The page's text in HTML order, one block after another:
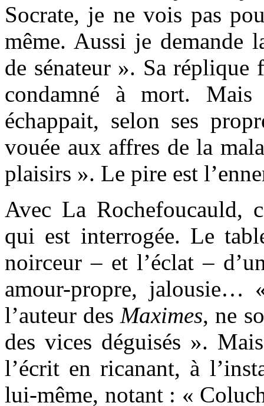
Socrate, je ne vois pas
même. Aussi je demande
de sénateur ». Sa
condamné à mort.
échappait, selon ses
vouée aux affres de la
plaisirs ». Le pire est
Avec La Rochefoucauld,
qui est interrogée. Le
noirceur – et l’éclat –
amour-propre, jalousie…
l’auteur desMaximes, ne
des vices déguisés ».
l’écrit en ricanant, à
lui-même, notant : «